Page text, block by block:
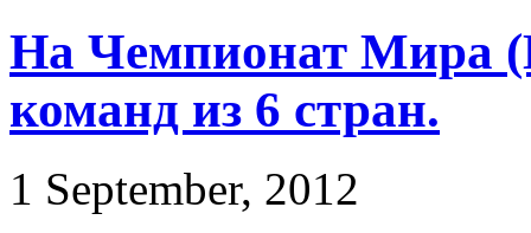
На Чемпионат Мира
команд из 6 стран.
1 September, 2012